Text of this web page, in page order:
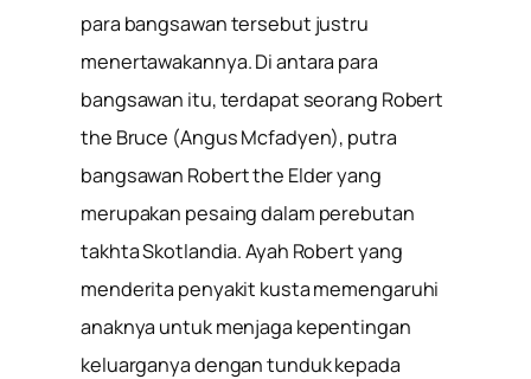
para bangsawan tersebut justru
menertawakannya. Di antara para
bangsawan itu, terdapat seorang Robert
the Bruce (Angus Mcfadyen), putra
bangsawan Robert the Elder yang
merupakan pesaing dalam perebutan
takhta Skotlandia. Ayah Robert yang
menderita penyakit kusta memengaruhi
anaknya untuk menjaga kepentingan
keluarganya dengan tunduk kepada